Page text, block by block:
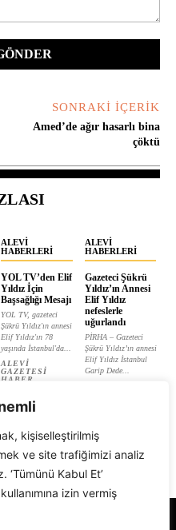
kişiselleştirilmiş
ve site trafiğimizi analiz
Kabul Et’
izin vermiş
SONRAKI İÇERIK
Amed’de ağır hasarlı bina
çöktü
ALEVI
HABERLERI
YOL TV’den Elif
Yıldız İçin
Başsağlığı Mesajı
YOL TV, gazeteci
Şükrü Yıldız'ın annesi
Elif Yıldız'ın 78
yaşında İstanbul'da...
ALEVI
GAZETESI
HABER
ALEVI
HABERLERI
Gazeteci Şükrü
Yıldız’ın Annesi
Elif Yıldız
nefeslerle
uğurlandı
PİRHA – Gazeteci
Şükrü Yıldız’ın annesi
Elif Yıldız İstanbul
Garip Dede...